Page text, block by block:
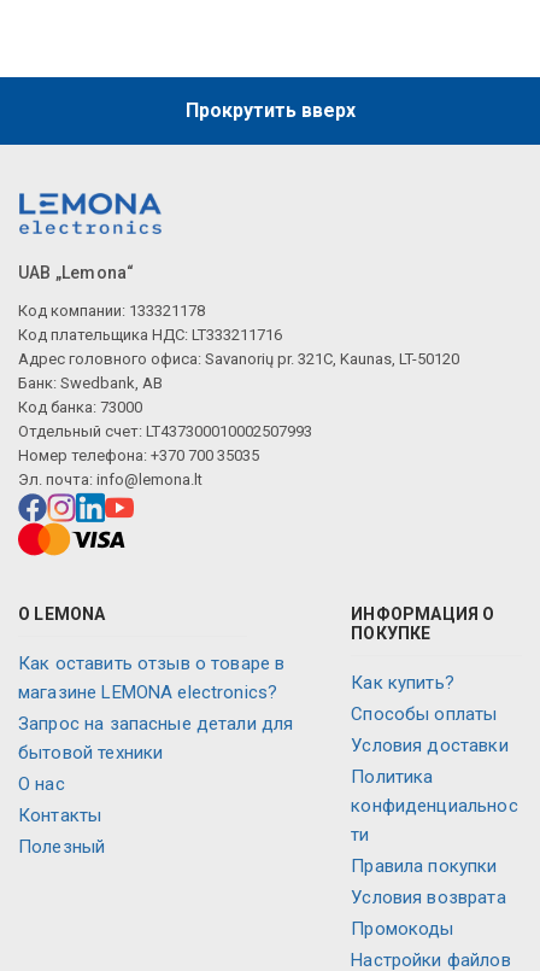
Прокрутить вверх
UAB „Lemona“
Код компании: 133321178
Код плательщика НДС: LT333211716
Адрес головного офиса: Savanorių pr. 321C, Kaunas, LT-50120
Банк: Swedbank, AB
Код банка: 73000
Отдельный счет: LT437300010002507993
Номер телефона: +370 700 35035
Эл. почта: info@lemona.lt
О LEMONA
Как оставить отзыв о товаре в
магазине LEMONA electronics?
Запрос на запасные детали для
бытовой техники
O нас
Контакты
Полезный
ИНФОРМАЦИЯ О
ПОКУПКЕ
Как купить?
Способы оплаты
Условия доставки
Политика
конфиденциальнос
ти
Правила покупки
Условия возврата
Промокоды
Настройки файлов